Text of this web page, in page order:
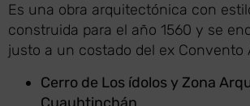
Es una obra arquitectónica con
construida para el año 1560 y se
justo a un costado del ex Convento
Cerro de Los ídolos y Zona
Cuauhtinchán